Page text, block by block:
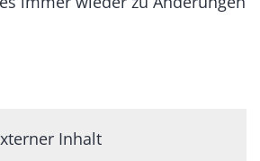
Inhalt